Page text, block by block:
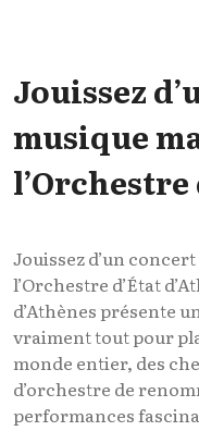
Jouissez
musique
l’Orchestre
Jouissez d’un
l’Orchestre d’État
d’Athènes présente
vraiment tout pour
monde entier, des
d’orchestre de
performances